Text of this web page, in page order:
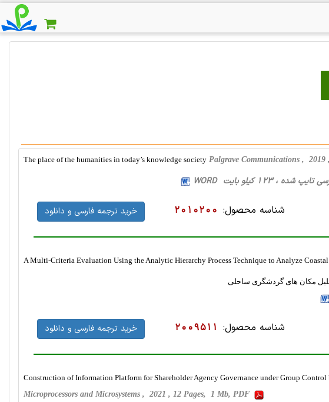
The place of the humanities in today’s knowledge society Palgrave Communications ,
شناسه محصول: 2010200 خرید ترجمه فارسی و دانلود
A Multi-Criteria Evaluation Using the Analytic Hierarchy Process Technique to Analyze
تحلیل مکان‏ های گردشگری ساحلی
شناسه محصول: 2009511 خرید ترجمه فارسی و دانلود
Construction of Information Platform for Shareholder Agency Governance under Group
Microprocessors and Microsystems , 2021 , 12 Pages, 1 Mb, PDF